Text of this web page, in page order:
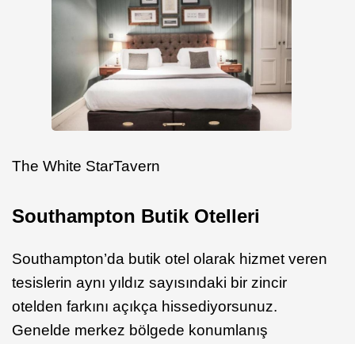
The White StarTavern
Southampton Butik Otelleri
Southampton’da butik otel olarak hizmet veren
tesislerin aynı yıldız sayısındaki bir zincir
otelden farkını açıkça hissediyorsunuz.
Genelde merkez bölgede konumlanış